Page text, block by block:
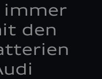
immer
den